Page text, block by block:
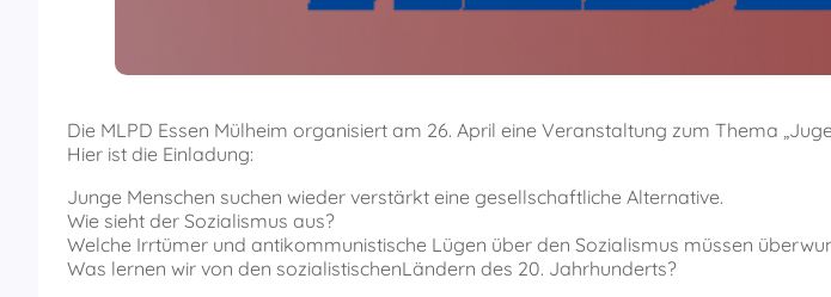
Die MLPD Essen Mülheim organisiert am 26. April eine Veranstaltung zum Thema
Hier ist die Einladung:
Junge Menschen suchen wieder verstärkt eine gesellschaftliche Alternative.
Wie sieht der Sozialismus aus?
Welche Irrtümer und antikommunistische Lügen über den Sozialismus müssen
Was lernen wir von den sozialistischenLändern des 20. Jahrhunderts?